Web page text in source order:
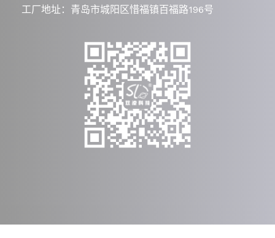
工厂地址：青岛市城阳区惜福镇百福路196号